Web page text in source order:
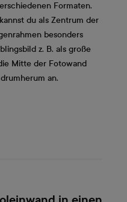
Formaten.
du als Zentrum der
besonders
z. B. als große
Mitte der Fotowand
an.